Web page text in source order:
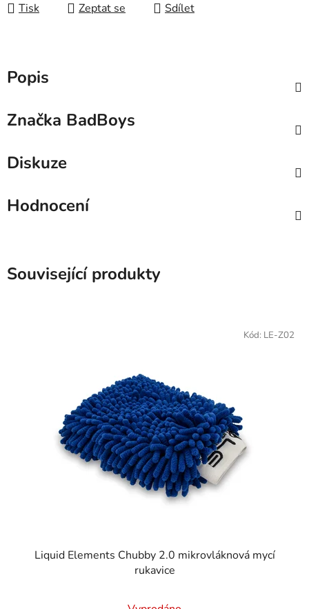
Tisk Zeptat se Sdílet
Popis
Značka BadBoys
Diskuze
Hodnocení
Související produkty
Liquid Elements Chubby 2.0 mikrovláknová mycí
rukavice
Kód: LE-Z02